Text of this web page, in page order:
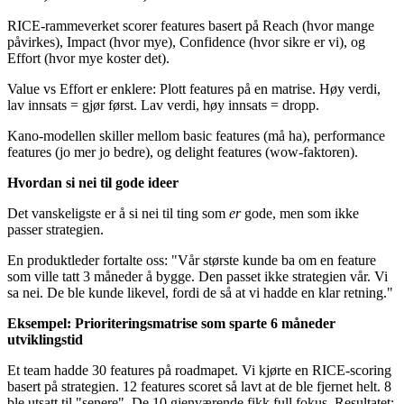
RICE-rammeverket scorer features basert på Reach (hvor mange
påvirkes), Impact (hvor mye), Confidence (hvor sikre er vi), og
Effort (hvor mye koster det).
Value vs Effort er enklere: Plott features på en matrise. Høy verdi,
lav innsats = gjør først. Lav verdi, høy innsats = dropp.
Kano-modellen skiller mellom basic features (må ha), performance
features (jo mer jo bedre), og delight features (wow-faktoren).
Hvordan si nei til gode ideer
Det vanskeligste er å si nei til ting som ergode, men som ikke
passer strategien.
En produktleder fortalte oss: "Vår største kunde ba om en feature
som ville tatt 3 måneder å bygge. Den passet ikke strategien vår. Vi
sa nei. De ble kunde likevel, fordi de så at vi hadde en klar retning."
Eksempel: Prioriteringsmatrise som sparte 6 måneder
utviklingstid
Et team hadde 30 features på roadmapet. Vi kjørte en RICE-scoring
basert på strategien. 12 features scoret så lavt at de ble fjernet helt. 8